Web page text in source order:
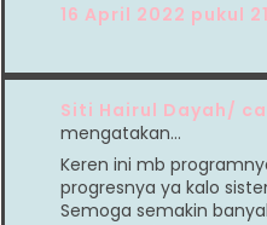
16 April 2022 pukul
Siti Hairul Dayah/
mengatakan…
Keren ini mb
progresnya ya kalo
Semoga semakin